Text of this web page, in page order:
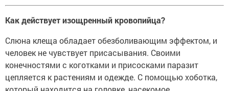
Как действует изощренный кровопийца?
Слюна клеща обладает обезболивающим эффектом, и
человек не чувствует присасывания. Своими
конечностями с коготками и присосками паразит
цепляется к растениям и одежде. С помощью хоботка,